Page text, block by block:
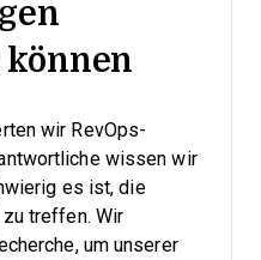
wir RevOps-
wissen wir
es ist, die
treffen. Wir
um unserer